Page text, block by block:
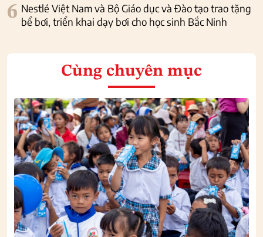
6 Nestlé Việt Nam và Bộ Giáo dục và Đào tạo trao tặng
bể bơi, triển khai dạy bơi cho học sinh Bắc Ninh
Cùng chuyên mục